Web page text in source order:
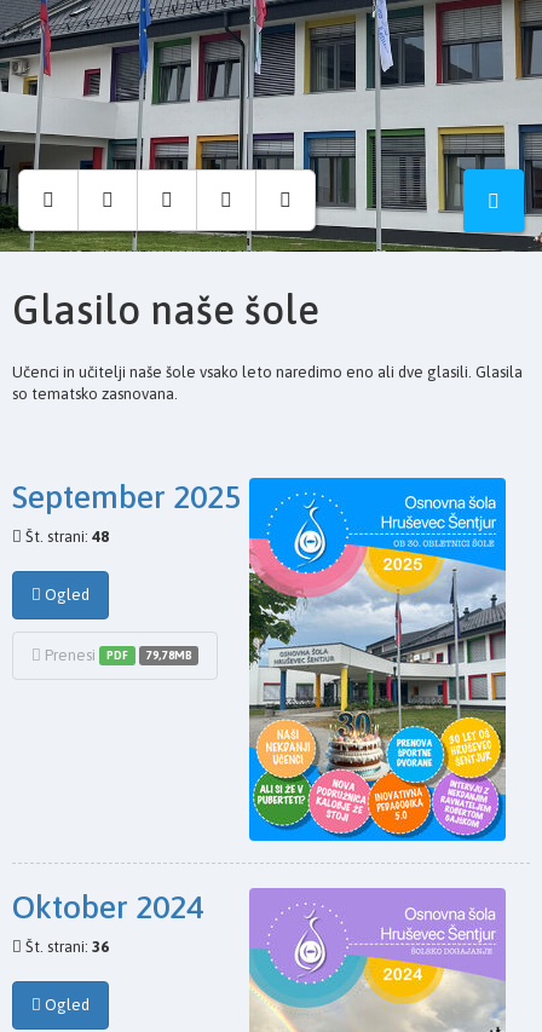
Osnovna
šola
Hruševec
Glasilo naše šole
Učenci in učitelji naše šole vsako leto naredimo eno ali dve glasili. Glasila
so tematsko zasnovana.
September 2025
Št. strani: 48
Ogled
Prenesi PDF 79,78MB
Oktober 2024
Št. strani: 36
Ogled